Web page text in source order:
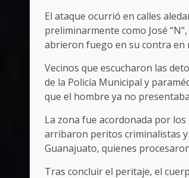
El ataque ocurrió en calles
preliminarmente como José
abrieron fuego en su contra en
Vecinos que escucharon las
de la Policía Municipal y
que el hombre ya no
La zona fue acordonada por
arribaron peritos criminalistas y
Guanajuato, quienes
Tras concluir el peritaje, el